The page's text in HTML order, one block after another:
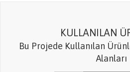
KULLANILAN
Bu Projede Kullanılan
Alanları